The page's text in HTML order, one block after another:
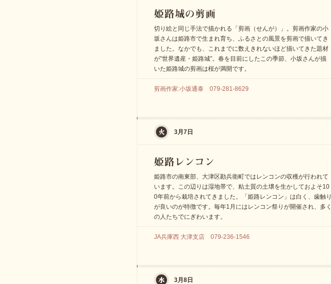
切り絵と同じ手法で描かれる「剪画（せんが）」。剪画作家の小
坂さんは姫路市で生まれ育ち、ふるさとの風景を剪画で描いてき
ました。なかでも、これまでに数えきれないほど描いてきた題材
が”世界遺産・姫路城”。春を目前にしたこの季節、小坂さんが描
いた姫路城の剪画は桜が満開です。
剪画作家:小坂通泰 079-281-8629
3月7日
姫路市の南東部、大津区勘兵衛町ではレンコンの収穫が行われて
います。この辺りは湿地帯で、粘土質の土壌を生かしておよそ10
0年前から栽培されてきました。「姫路レンコン」は白く、歯触り
が良いのが特徴です。毎年1月にはレンコン祭りが開催され、多く
の人たちでにぎわいます。
JA兵庫西 大津支店 079-236-1546
3月8日